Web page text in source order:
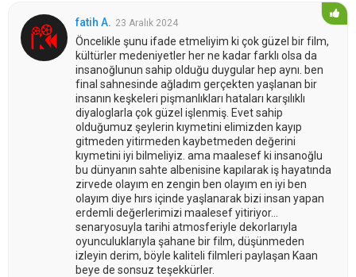
fatih A. 23 Aralık 2024
Öncelikle şunu ifade etmeliyim ki çok güzel bir film,
kültürler medeniyetler her ne kadar farklı olsa da
insanoğlunun sahip olduğu duygular hep aynı. ben
final sahnesinde ağladım gerçekten yaşlanan bir
insanın keşkeleri pişmanlıkları hataları karşılıklı
diyaloglarla çok güzel işlenmiş. Evet sahip
olduğumuz şeylerin kıymetini elimizden kayıp
gitmeden yitirmeden kaybetmeden değerini
kıymetini iyi bilmeliyiz. ama maalesef ki insanoğlu
bu dünyanın sahte albenisine kapılarak iş hayatında
zirvede olayım en zengin ben olayım en iyi ben
olayım diye hırs içinde yaşlanarak bizi insan yapan
erdemli değerlerimizi maalesef yitiriyor...
senaryosuyla tarihi atmosferiyle dekorlarıyla
oyunculuklarıyla şahane bir film, düşünmeden
izleyin derim, böyle kaliteli filmleri paylaşan Kaan
beye de sonsuz teşekkürler.